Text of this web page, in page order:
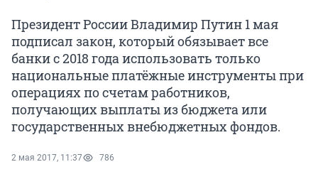
Президент России Владимир Путин 1 мая
подписал закон, который обязывает все
банки с 2018 года использовать только
национальные платёжные инструменты при
операциях по счетам работников,
получающих выплаты из бюджета или
государственных внебюджетных фондов.
2 мая 2017, 11:37 786